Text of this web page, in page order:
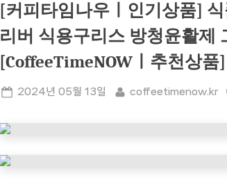
[커피타임나우ㅣ인기상품]
리버 식용구리스 방청윤활제
[CoffeeTimeNOWㅣ추천상품]
Posted
2024년 05월 13일 By
coffeetimenow.kr